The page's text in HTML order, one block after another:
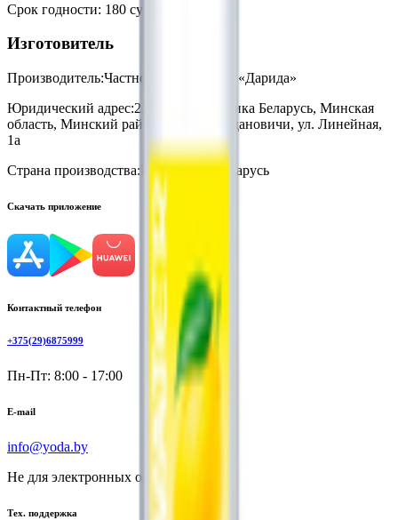
Срок годности: 180 суток
Изготовитель
Производитель:Частное предприятие «Дарида»
Юридический адрес:223028, Республика Беларусь, Минская
область, Минский район, агр. гор. Ждановичи, ул. Линейная,
1а
Страна производства: Республика Беларусь
Скачать приложение
Контактный телефон
+375(29)6875999
Пн-Пт: 8:00 - 17:00
E-mail
info@yoda.by
Не для электронных обращений
Тех. поддержка